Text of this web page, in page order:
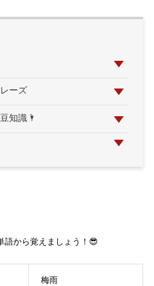
ーズ
知識🌂
語から覚えましょう！😎
梅雨